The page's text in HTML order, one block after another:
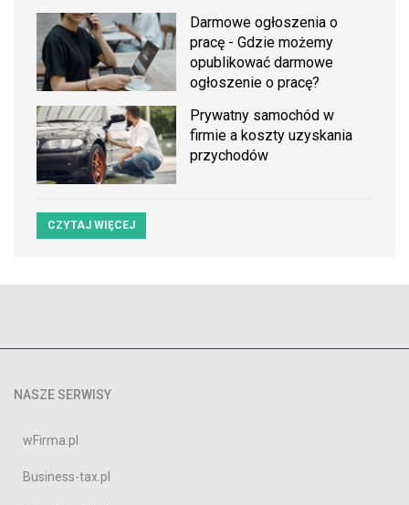
Darmowe ogłoszenia o
pracę - Gdzie możemy
opublikować darmowe
ogłoszenie o pracę?
Prywatny samochód w
firmie a koszty uzyskania
przychodów
CZYTAJ WIĘCEJ
NASZE SERWISY
wFirma.pl
Business-tax.pl